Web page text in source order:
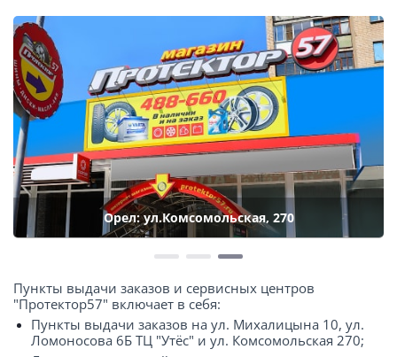
Орел: ул.Комсомольская, 270
Пункты выдачи заказов и сервисных центров
"Протектор57" включает в себя:
Пункты выдачи заказов на ул. Михалицына 10, ул.
Ломоносова 6Б ТЦ "Утёс" и ул. Комсомольская 270;